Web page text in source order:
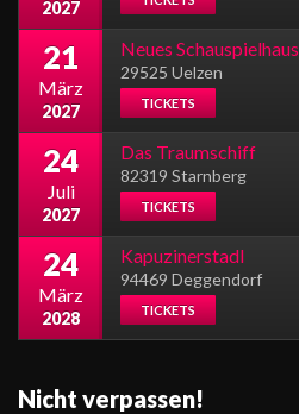
2027
21
März
2027
Neues Schauspielhaus
29525 Uelzen
TICKETS
24
Juli
2027
Das Traumschiff
82319 Starnberg
TICKETS
24
März
2028
Kapuzinerstadl
94469 Deggendorf
TICKETS
Nicht verpassen!